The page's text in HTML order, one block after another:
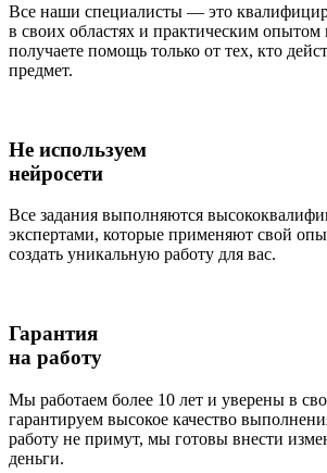
Все наши специалисты — это
в своих областях и практическим
получаете помощь только от тех, кто
предмет.
Не используем
нейросети
Все задания выполняются
экспертами, которые применяют свой
создать уникальную работу для вас.
Гарантия
на работу
Мы работаем более 10 лет и уверены в
гарантируем высокое качество
работу не примут, мы готовы внести
деньги.